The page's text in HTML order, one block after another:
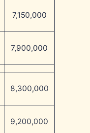
7,150,000
7,900,000
8,300,000
9,200,000